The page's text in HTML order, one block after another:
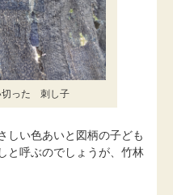
切った 刺し子
しい色あいと図柄の子ども
と呼ぶのでしょうが、竹林